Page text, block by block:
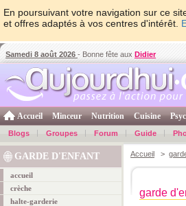
En poursuivant votre navigation sur ce
et offres adaptés à vos centres d'intérêt.
Samedi 8 août 2026 - Bonne fête aux Didier
Accueil Minceur Nutrition Cuisine
Blogs Groupes Forum Guide
GARDE D'ENFANT
accueil
crèche
halte-garderie
Accueil >
garde